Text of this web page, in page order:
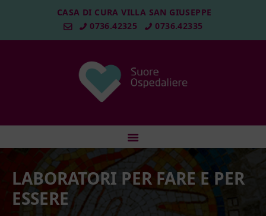
CASA DI CURA VILLA SAN GIUSEPPE
0736.42325
0736.42335
LABORATORI PER FARE E PER
ESSERE
SERVIZI PER IL PAZIENTE
AMBULATORI
QUALITA’ E SICUREZZA